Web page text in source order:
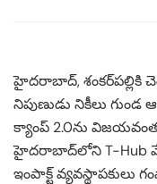
హైదరాబాద్, శంకర్‌పల్లికి
నిపుణుడు నికీలు గుండ
క్యాంప్ 2.0ను
హైదరాబాద్‌లోని T-Hub
ఇంపాక్ట్